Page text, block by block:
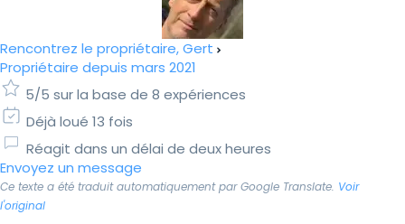
Rencontrez le propriétaire, Gert
Propriétaire depuis mars 2021
5/5 sur la base de 8 expériences
Déjà loué 13 fois
Réagit dans un délai de deux heures
Envoyez un message
Ce texte a été traduit automatiquement par Google Translate. Voir
l'original